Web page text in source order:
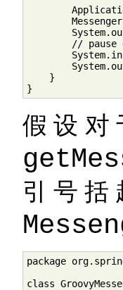
// pause
    }
}
假设
引号
package
class